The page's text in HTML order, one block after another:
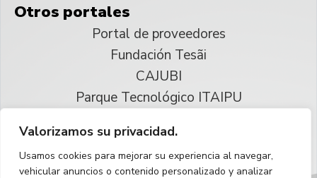
Valorizamos su privacidad.
Usamos cookies para mejorar su experiencia al navegar,
vehicular anuncios o contenido personalizado y analizar
Otros portales
Portal de proveedores
Fundación Tesãi
CAJUBI
Parque Tecnológico ITAIPU
Reservados todos los derechos